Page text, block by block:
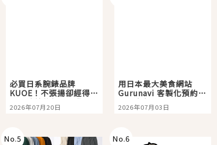
必買日系腕錶品牌
KUOE！不張揚卻經得起
時間洗鍊的經典之作五
選
2026年07月20日
用日本最大美食網站
Gurunavi 客製化預約九
大都市餐廳，打造專屬
美食體驗！
2026年07月03日
No.5 No.6